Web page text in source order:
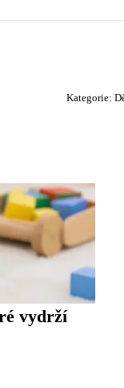
Kategorie:
vydrží